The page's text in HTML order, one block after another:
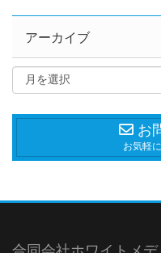
アーカイブ
お
お気軽